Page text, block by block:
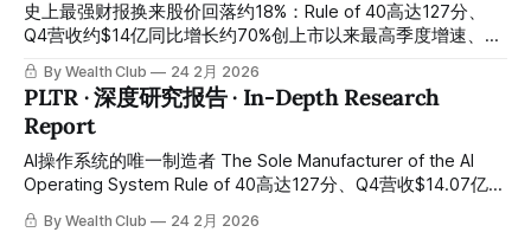
史上最强财报换来股价回落约18%：Rule of 40高达127分、
Q4营收约$14亿同比增长约70%创上市以来最高季度增速、美
国商业营收同比增长约137%、2026全年指引约$71.9亿超华尔
街预期约$10亿、自由现金流指引约$40亿超预期约$10亿、美
国商业剩余合同价值同比增长约145%——史上最强财报换来
股价从约$150回落至约$127、跌幅约15%至18%：情绪与基本
面彻底背离，AI操作系统王者的主升浪中途换手洗盘，绝佳重
仓窗口正在开启 The strongest earnings report in history has
127 points, Q4 revenue of
By Wealth Club 24 2月 2026
PLTR · 深度研究报告 · In-Depth Research
Report
AI操作系统的唯一制造者 The Sole Manufacturer of the AI
Operating System Rule of 40高达127分、Q4营收$14.07亿同
比增长70%创上市以来最高季度增速、美国商业营收同比增长
137%、2026全年指引$71.9亿大幅超华尔街预期$10亿、自由
By Wealth Club 24 2月 2026